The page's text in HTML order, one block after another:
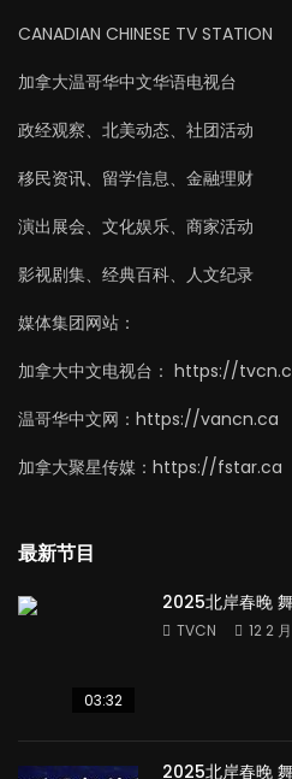
CANADIAN CHINESE TV STATION
加拿大温哥华中文华语电视台
政经观察、北美动态、社团活动
移民资讯、留学信息、金融理财
演出展会、文化娱乐、商家活动
影视剧集、经典百科、人文纪录
媒体集团网站：
加拿大中文电视台： https://
温哥华中文网：https://vancn.ca
加拿大聚星传媒：https://fstar.ca
最新节目
03:32
2025北岸春晚
TVCN 12 2
2025北岸春晚